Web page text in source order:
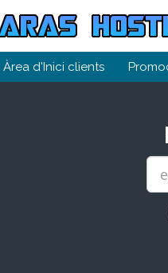
Àrea d'Inici clients